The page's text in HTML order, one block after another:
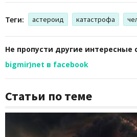
Теги: астероид катастрофа
Не пропусти другие
bigmir)net в facebook
Статьи по теме